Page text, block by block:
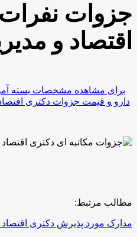
جزوات
اقتصاد و
برای مشاهده مشخصات بسته
دارو و قیمت جزوات دکتری
مطالب مرتبط:
مدارک مورد پذیرش دکتری اقتصاد